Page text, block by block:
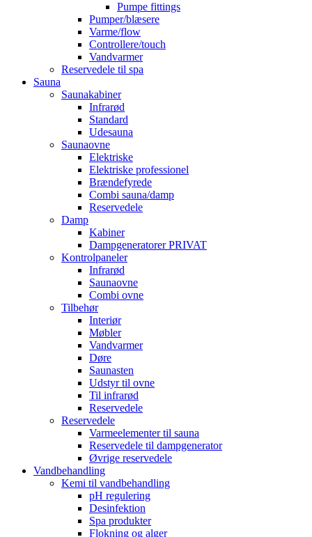
Pumpe fittings
Pumper/blæsere
Varme/flow
Controllere/touch
Vandvarmer
Reservedele til spa
Sauna
Saunakabiner
Infrarød
Standard
Udesauna
Saunaovne
Elektriske
Elektriske professionel
Brændefyrede
Combi sauna/damp
Reservedele
Damp
Kabiner
Dampgeneratorer PRIVAT
Kontrolpaneler
Infrarød
Saunaovne
Combi ovne
Tilbehør
Interiør
Møbler
Vandvarmer
Døre
Saunasten
Udstyr til ovne
Til infrarød
Reservedele
Reservedele
Varmeelementer til sauna
Reservedele til dampgenerator
Øvrige reservedele
Vandbehandling
Kemi til vandbehandling
pH regulering
Desinfektion
Spa produkter
Flokning og alger